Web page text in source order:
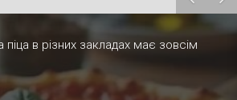
в різних закладах має зовсім